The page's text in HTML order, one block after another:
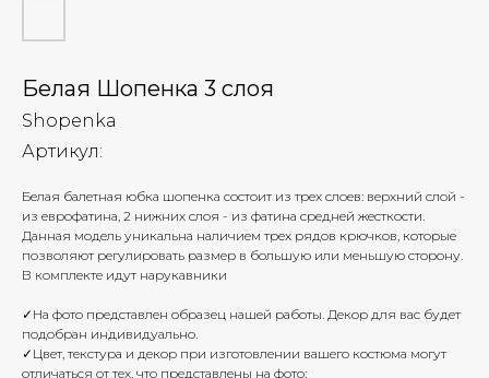
Белая Шопенка 3 слоя
Shopenka
Артикул:
Белая балетная юбка шопенка состоит из трех слоев: верхний слой -
из еврофатина, 2 нижних слоя - из фатина средней жесткости.
Данная модель уникальна наличием трех рядов крючков, которые
позволяют регулировать размер в большую или меньшую сторону.
В комплекте идут нарукавники
✓На фото представлен образец нашей работы. Декор для вас будет
подобран индивидуально.
✓Цвет, текстура и декор при изготовлении вашего костюма могут
отличаться от тех, что представлены на фото;